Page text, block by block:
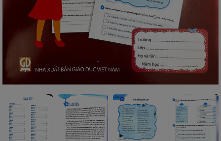
NGOẠI
DÙNG
HỌC
SINH
QUÀ
TẶNG
-
ĐỒ
CHƠI